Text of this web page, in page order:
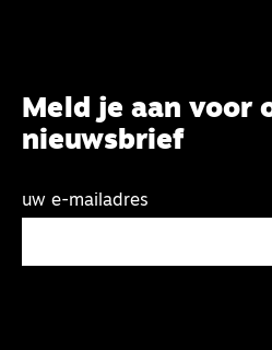
Meld je aan voor
nieuwsbrief
uw e-mailadres